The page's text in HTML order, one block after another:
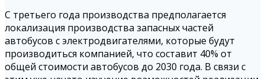
С третьего года производства предполагается
локализация производства запасных частей
автобусов с электродвигателями, которые будут
производиться компанией, что составит 40% от
общей стоимости автобусов до 2030 года. В связи с